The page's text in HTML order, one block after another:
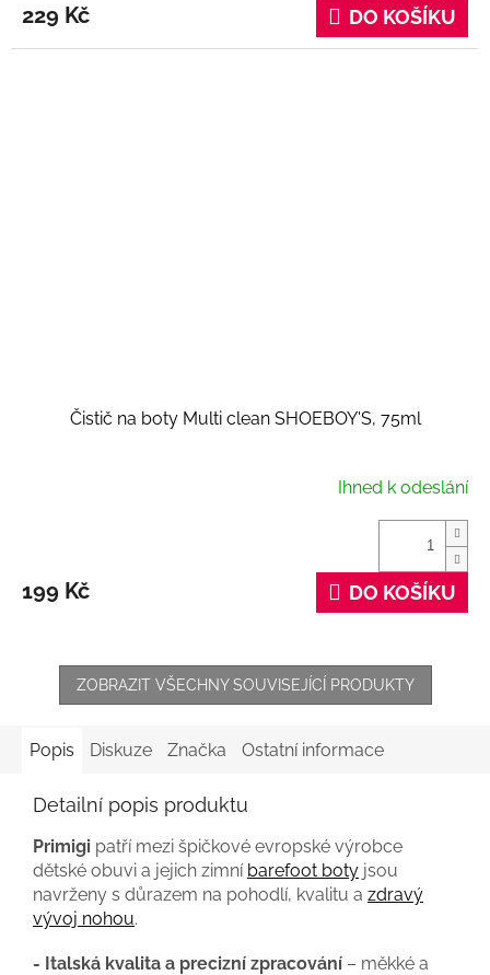
229 Kč DO KOŠÍKU
Čistič na boty Multi clean SHOEBOY'S, 75ml
Ihned k odeslání
199 Kč DO KOŠÍKU
ZOBRAZIT VŠECHNY SOUVISEJÍCÍ PRODUKTY
Popis Diskuze Značka Ostatní informace
Detailní popis produktu
Primigi patří mezi špičkové evropské výrobce
dětské obuvi a jejich zimní barefoot boty jsou
navrženy s důrazem na pohodlí, kvalitu a zdravý
vývoj nohou.
- Italská kvalita a precizní zpracování – měkké a